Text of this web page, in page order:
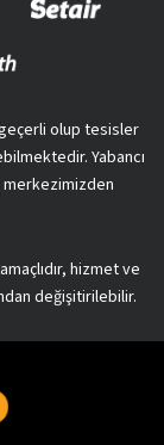
olup tesisler
Yabancı
merkezimizden
hizmet ve
değişitirilebilir.